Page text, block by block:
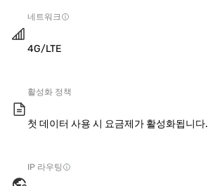
네트워크
4G/LTE
활성화 정책
첫 데이터 사용 시 요금제가 활성화됩니다.
IP 라우팅